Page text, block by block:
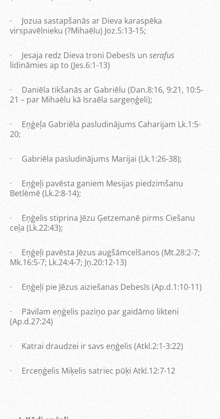
· Jozua sastapšanās ar Dieva karaspēka
virspavēlnieku (?Mihaēlu) Joz.5:13-15;
· Jesaja redz Dieva troni Debesīs un serafus
lidināmies ap to (Jes.6:1-13)
· Daniēla tikšanās ar Gabriēlu (Dan.8:16, 9:21, 10:5-
21 – par Mihaēlu kā Israēla sargeņģeli);
· Eņģeļa Gabriēla pasludinājums Caharijam Lk.1:5-
20;
· Gabriēla pasludinājums Marijai (Lk.1:26-38);
· Eņģeļi pavēsta ganiem Mesijas piedzimšanu
Betlēmē (Lk.2:8-14);
· Eņģelis stiprina Jēzu Ģetzemanē pirms Ciešanu
ceļa (Lk.22:43);
· Eņģeļi pavēsta Jēzus augšāmcelšanos (Mt.28:2-7;
Mk.16:5-7; Lk.24:4-7; Jņ.20:12-13)
· Eņģeļi pie Jēzus aiziešanas Debesīs (Ap.d.1:10-11)
· Pāvilam eņģelis paziņo par gaidāmo likteni
(Ap.d.27:24)
· Katrai draudzei ir savs eņģelis (Atkl.2:1-3:22)
· Erceņģelis Miķelis satriec pūķi Atkl.12:7-12